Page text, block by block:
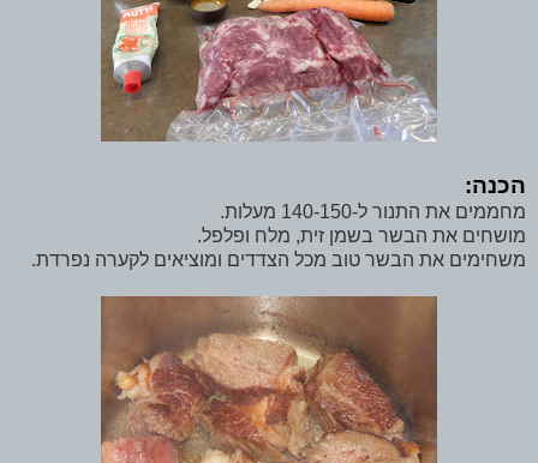
הכנה:
מחממים את התנור ל-140-150 מעלות.
מושחים את הבשר בשמן זית, מלח ופלפל.
משחימים את הבשר טוב מכל הצדדים ומוציאים לקערה נפרדת.